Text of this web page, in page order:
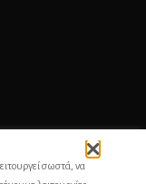
σωστά, να